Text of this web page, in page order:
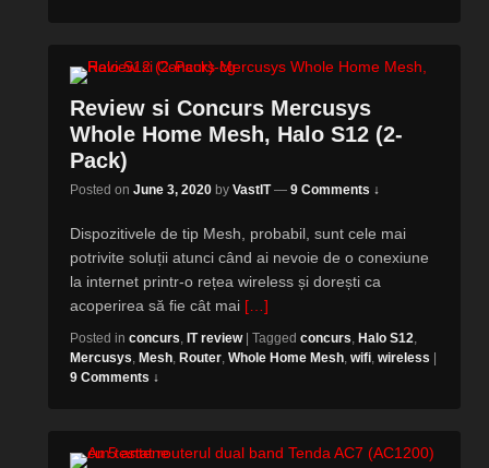
Review si Concurs Mercusys
Whole Home Mesh, Halo S12 (2-
Pack)
Posted on June 3, 2020 by VastIT — 9 Comments ↓
Dispozitivele de tip Mesh, probabil, sunt cele mai
potrivite soluții atunci când ai nevoie de o conexiune
la internet printr-o rețea wireless și dorești ca
acoperirea să fie cât mai […]
Posted in concurs, IT review Tagged concurs, Halo S12,
Mercusys, Mesh, Router, Whole Home Mesh, wifi, wireless
9 Comments ↓